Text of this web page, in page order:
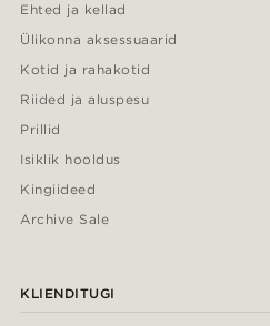
Ehted ja kellad
Ülikonna aksessuaarid
Kotid ja rahakotid
Riided ja aluspesu
Prillid
Isiklik hooldus
Kingiideed
Archive Sale
KLIENDITUGI